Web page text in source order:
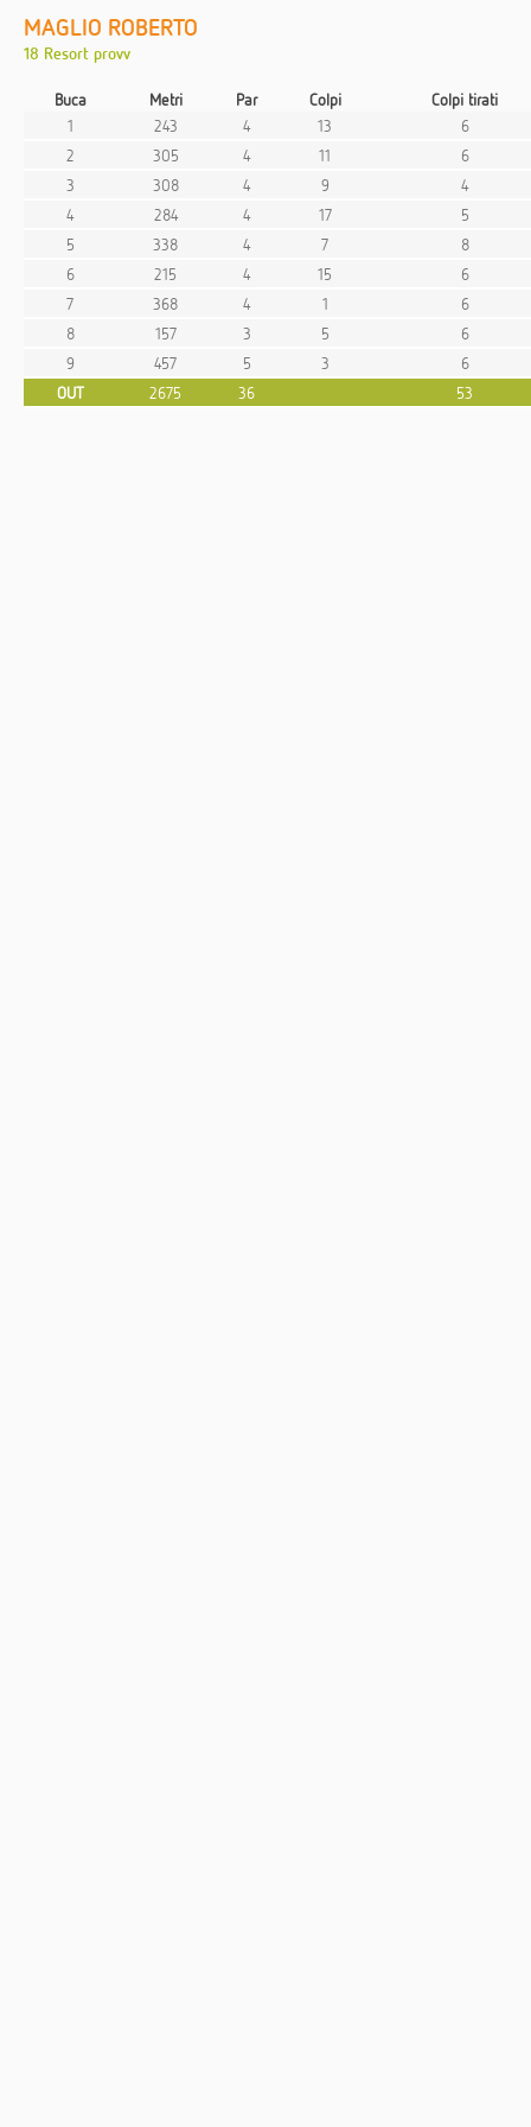
MAGLIO ROBERTO
18 Resort provv
Buca Metri Par Colpi
Colpi tirati
1
243 4 13
6
2
305 4 11
6
3
308 4 9
4
4
284 4 17
5
5
338 4 7
8
6
215 4 15
6
7
368 4 1
6
8
157 3 5
6
9
457 5 3
6
OUT
2675 36 53